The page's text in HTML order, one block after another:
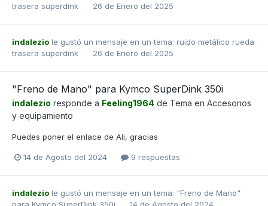
trasera superdink
26 de Enero del 2025
indalezio le gustó un mensaje en un tema: ruido metálico rueda
trasera superdink
26 de Enero del 2025
"Freno de Mano" para Kymco SuperDink 350i
indalezio responde a Feeling1964 de Tema en Accesorios
y equipamiento
Puedes poner el enlace de Ali, gracias
14 de Agosto del 2024 9 respuestas
indalezio le gustó un mensaje en un tema: "Freno de Mano"